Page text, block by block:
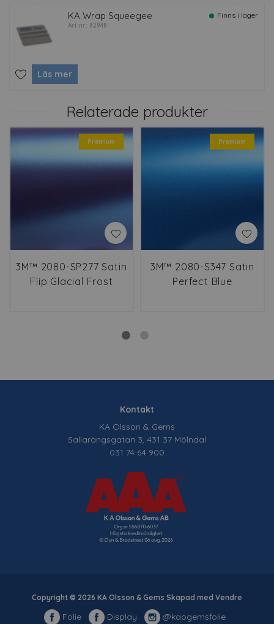
KA Wrap Squeegee
Art nr: 82948
Finns i lager
Läs mer
Relaterade produkter
Premium
3M™ 2080-SP277 Satin
Flip Glacial Frost
Premium
3M™ 2080-S347 Satin
Perfect Blue
Kontakt
KA Olsson & Gems
Sallarängsgatan 3, 431 37 Mölndal
031 74 64 900
Copyright © 2026 KA Olsson & Gems Skapad med Vendre
Folie Display @kaogemsfolie